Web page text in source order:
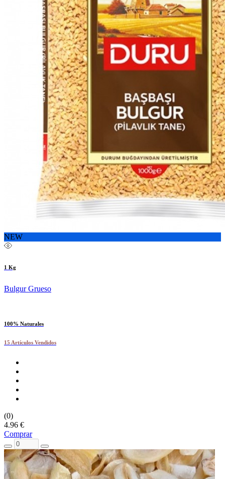
NEW
1 Kg
Bulgur Grueso
100% Naturales
15 Artículos Vendidos
(0)
4.96 €
Comprar